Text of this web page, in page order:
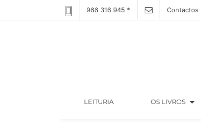
966 316 945 * Contactos
LEITURIA(CURRENT) OS LIVROS arrow_drop_down